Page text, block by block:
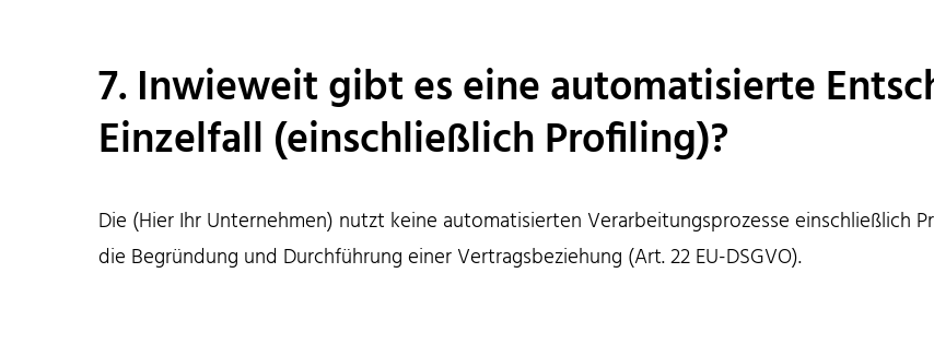
7. Inwieweit gibt es eine automatisierte
Einzelfall (einschließlich Profiling)?
Die (Hier Ihr Unternehmen) nutzt keine automatisierten Verarbeitungsprozesse einschließlich
die Begründung und Durchführung einer Vertragsbeziehung (Art. 22 EU-DSGVO).